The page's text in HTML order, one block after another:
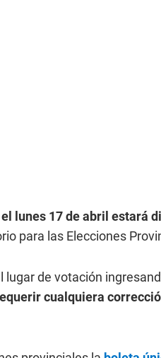
lunes 17 de abril estará
para las Elecciones
de votación
cualquiera